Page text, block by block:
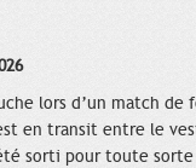
lors d’un match
en transit entre le
sorti pour toute sorte